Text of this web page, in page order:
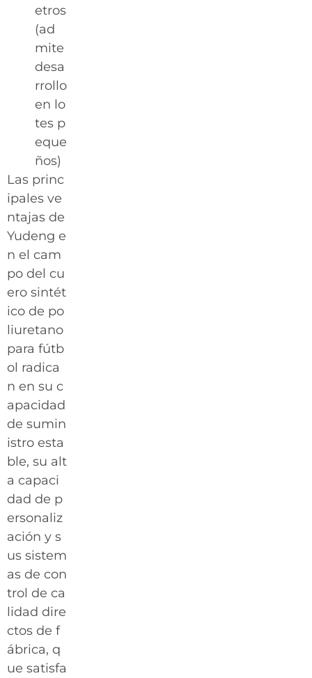
etros
(ad
mite
desa
rrollo
en lo
tes p
eque
ños)
Las princ
ipales ve
ntajas de
Yudeng e
n el cam
po del cu
ero sintét
ico de po
liuretano
para fútb
ol radica
n en su c
apacidad
de sumin
istro esta
ble, su alt
a capaci
dad de p
ersonaliz
ación y s
us sistem
as de con
trol de ca
lidad dire
ctos de f
ábrica, q
ue satisfa